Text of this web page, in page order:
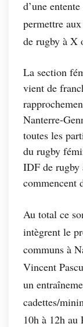
d’une
permettre
de rugby à X
La section
vient de
Nanterre-
toutes les
du rugby
IDF de rugby
commencent
Au total ce
intègrent le
communs à
Vincent
un
cadettes/
10h à 12h au